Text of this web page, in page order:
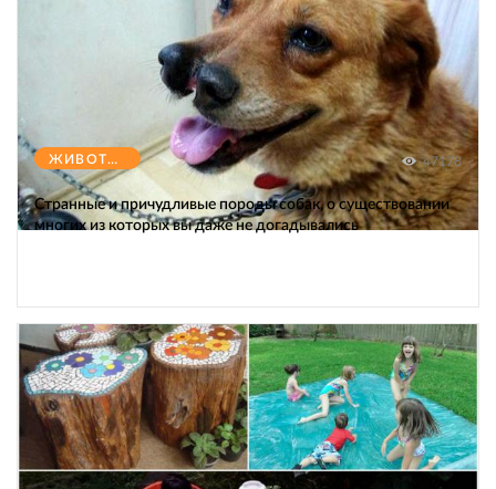
ЖИВОТНЫЕ 47178
Странные и причудливые породы собак, о существовании
многих из которых вы даже не догадывались